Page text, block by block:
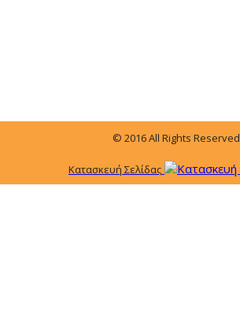
© 2016 All Rights Reserved
Κατασκευή Σελίδας